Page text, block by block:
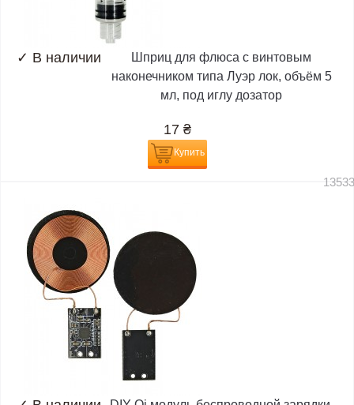
✓ В наличии
Шприц для флюса с винтовым
наконечником типа Луэр лок, объём 5
мл, под иглу дозатор
17 ₴
Купить